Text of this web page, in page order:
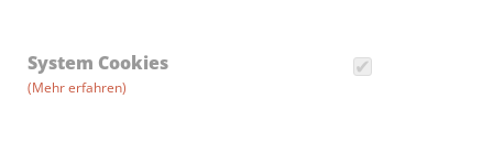
System Cookies
(Mehr erfahren)